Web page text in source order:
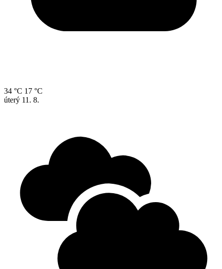
34 °C 17 °C
úterý 11. 8.